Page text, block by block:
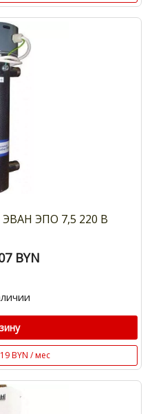
ЭВАН ЭПО 7,5 220 В
BYN
BYN / мес